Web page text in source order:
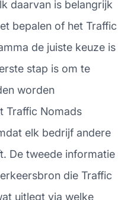
daarvan is belangrijk
bepalen of het Traffic
de juiste keuze is
stap is om te
worden
Traffic Nomads
elk bedrijf andere
De tweede informatie
die Traffic
uitlegt via welke